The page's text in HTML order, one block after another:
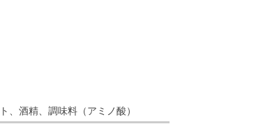
、酒精、調味料（アミノ酸）